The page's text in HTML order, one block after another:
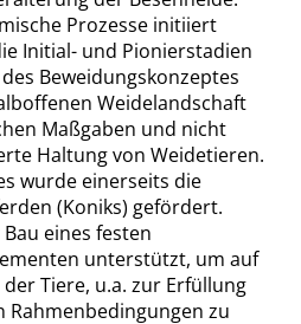
Prozesse initiiert
Initial- und Pionierstadien
Beweidungskonzeptes
Weidelandschaft
Maßgaben und nicht
Haltung von Weidetieren.
wurde einerseits die
(Koniks) gefördert.
eines festen
unterstützt, um auf
Tiere, u.a. zur Erfüllung
zu